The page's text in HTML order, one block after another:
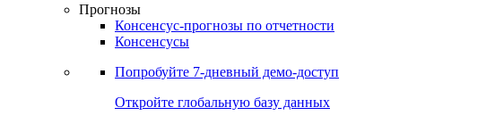
Прогнозы
Консенсус-прогнозы по отчетности
Консенсусы
Попробуйте 7-дневный демо-доступ
Откройте глобальную базу данных